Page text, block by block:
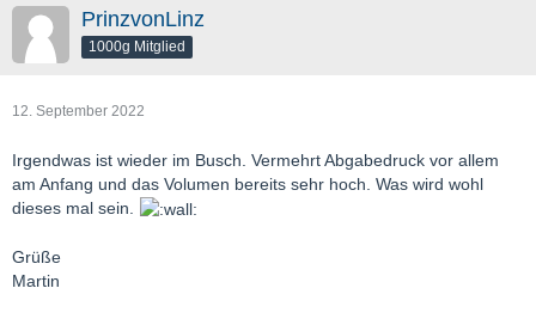
PrinzvonLinz
1000g Mitglied
12. September 2022
Irgendwas ist wieder im Busch. Vermehrt Abgabedruck vor allem
am Anfang und das Volumen bereits sehr hoch. Was wird wohl
dieses mal sein.
Grüße
Martin